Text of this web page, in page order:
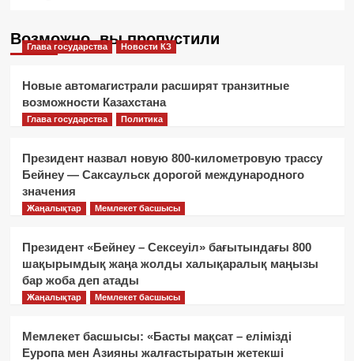
Возможно, вы пропустили
Глава государства Новости КЗ
Новые автомагистрали расширят транзитные
возможности Казахстана
Глава государства Политика
Президент назвал новую 800-километровую трассу
Бейнеу — Саксаульск дорогой международного
значения
Жаңалықтар Мемлекет басшысы
Президент «Бейнеу – Сексеуіл» бағытындағы 800
шақырымдық жаңа жолды халықаралық маңызы
бар жоба деп атады
Жаңалықтар Мемлекет басшысы
Мемлекет басшысы: «Басты мақсат – елімізді
Еуропа мен Азияны жалғастыратын жетекші